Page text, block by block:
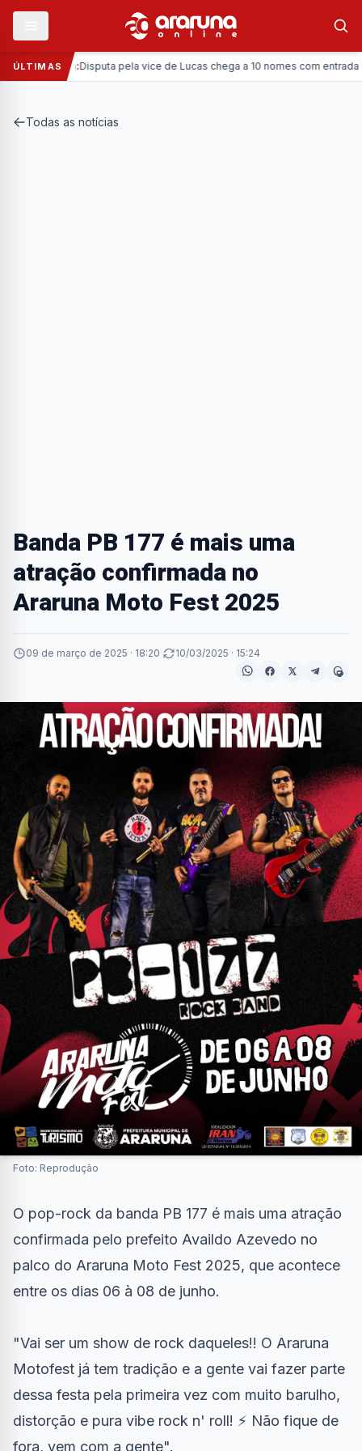
ÚLTIMAS
Política: Disputa pela vice de Lucas chega a 10 nomes com entrada
Todas as notícias
Banda PB 177 é mais uma
atração confirmada no
Araruna Moto Fest 2025
09 de março de 2025 · 18:20· 10/03/2025 · 15:24
Foto: Reprodução
O pop-rock da banda PB 177 é mais uma atração
confirmada pelo prefeito Availdo Azevedo no
palco do Araruna Moto Fest 2025, que acontece
entre os dias 06 à 08 de junho.
"Vai ser um show de rock daqueles!! O Araruna
Motofest já tem tradição e a gente vai fazer parte
dessa festa pela primeira vez com muito barulho,
distorção e pura vibe rock n' roll! ⚡ Não fique de
fora, vem com a gente".